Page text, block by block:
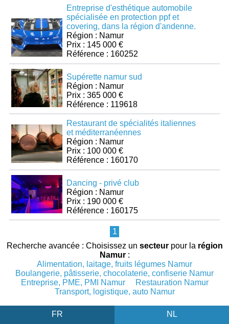
Entreprise d'esthétique automobile
spécialisée en protection ppf et
covering, dans la région d'andenne.
Région : Namur
Prix : 145 000 €
Référence : 160252
Supérette namur sud
Région : Namur
Prix : 365 000 €
Référence : 119618
Restaurant de spécialités italiennes
et méditerranéennes
Région : Namur
Prix : 100 000 €
Référence : 160170
Dancing - privé club
Région : Namur
Prix : 190 000 €
Référence : 160175
1
Recherche avancée : Choisissez un secteurpour la région
Namur:
Alimentation, laitage, fruits légumes Namur
Boulangerie, pâtisserie, chocolaterie, confiserie Namur
Entreprise, PME, PMI Namur
Restauration Namur
Transport, logistique, auto Namur
FR NL